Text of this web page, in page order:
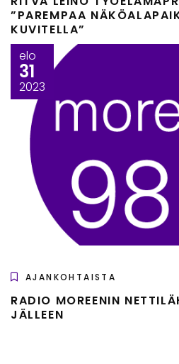
”PAREMPAA
KUVITELLA”
elo
31
2023
AJANKOHTAISTA
RADIO MOREENIN
JÄLLEEN